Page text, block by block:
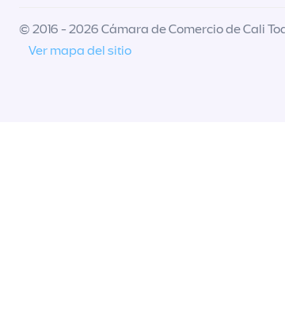
© 2016 - 2026 Cámara de Comercio de Cali
Ver mapa del sitio